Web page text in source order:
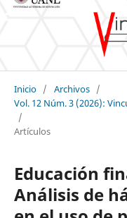
Inicio / Archivos /
Vol. 12 Núm. 3 (2026):
/
Artículos
Educación
Análisis de